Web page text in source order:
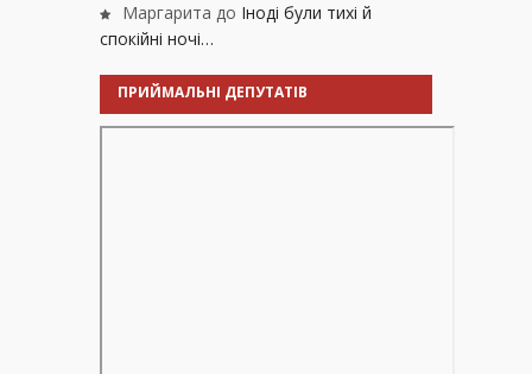
Маргарита до Іноді були тихі й
спокійні ночі…
ПРИЙМАЛЬНІ ДЕПУТАТІВ